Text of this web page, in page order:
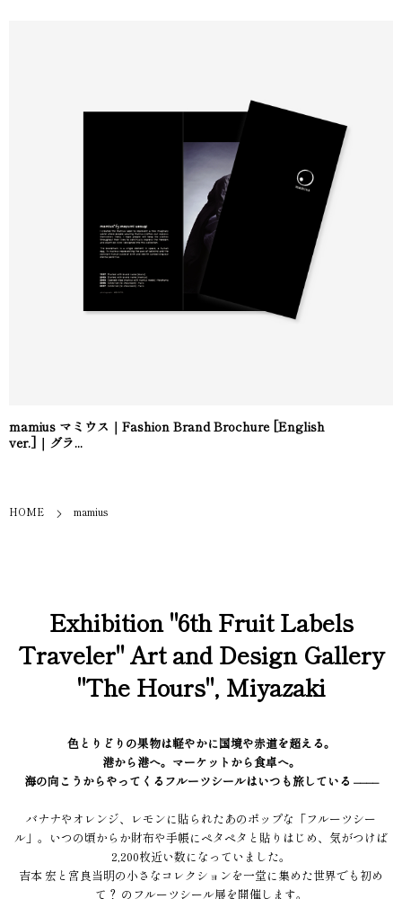
mamius マミウス｜Fashion Brand Brochure [English
ver.]｜グラ...
HOME mamius
Exhibition "6th Fruit Labels
Traveler" Art and Design Gallery
"The Hours", Miyazaki
色とりどりの果物は軽やかに国境や赤道を超える。
港から港へ。マーケットから食卓へ。
海の向こうからやってくるフルーツシールはいつも旅している ––––
バナナやオレンジ、レモンに貼られたあのポップな「フルーツシー
ル」。いつの頃からか財布や手帳にペタペタと貼りはじめ、気がつけば
2,200枚近い数になっていました。
吉本 宏と宮良当明の小さなコレクションを一堂に集めた世界でも初め
て？ のフルーツシール展を開催します。